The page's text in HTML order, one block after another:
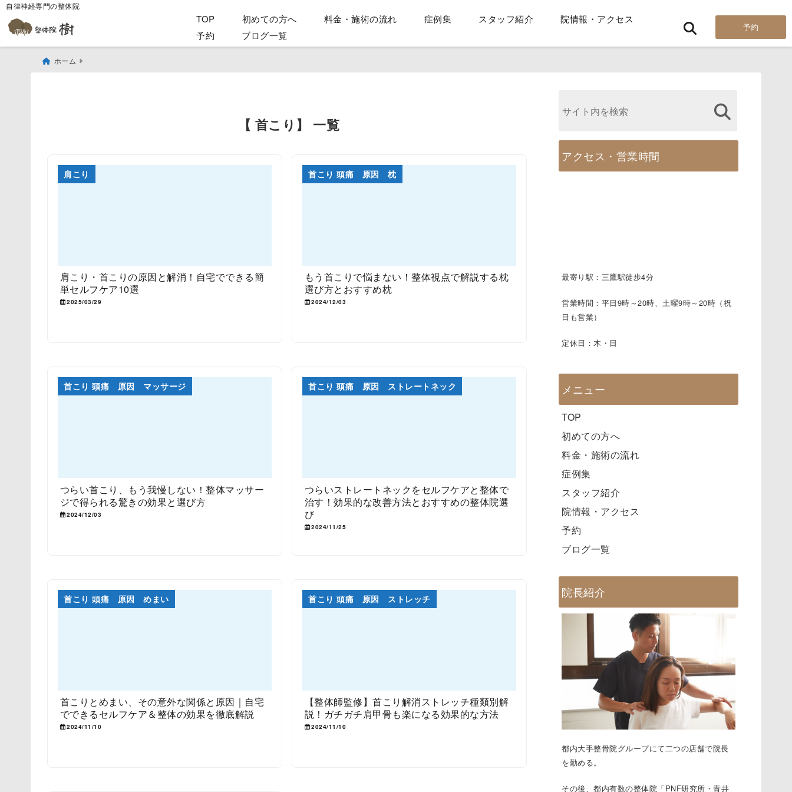
自律神経専門の整体院
TOP 初めての方へ 料金・施術の流れ 症例集 スタッフ紹介
院情報・アクセス
予約
ブログ一覧
予約
ホーム
【 首こり】 一覧
肩こり
肩こり・首こりの原因と解消！自宅でできる簡
単セルフケア10選
2025/03/29
首こり 頭痛 原因 枕
もう首こりで悩まない！整体視点で解説する枕
選び方とおすすめ枕
2024/12/03
首こり 頭痛 原因 マッサージ
つらい首こり、もう我慢しない！整体マッサー
ジで得られる驚きの効果と選び方
2024/12/03
首こり 頭痛 原因 ストレートネック
つらいストレートネックをセルフケアと整体で
治す！効果的な改善方法とおすすめの整体院選
び
2024/11/25
首こり 頭痛 原因 めまい
首こりとめまい、その意外な関係と原因｜自宅
でできるセルフケア＆整体の効果を徹底解説
2024/11/10
首こり 頭痛 原因 ストレッチ
【整体師監修】首こり解消ストレッチ種類別解
説！ガチガチ肩甲骨も楽になる効果的な方法
2024/11/10
アクセス・営業時間
最寄り駅：三鷹駅徒歩4分
営業時間：平日9時～20時、土曜9時～20時（祝
日も営業）
定休日：木・日
メニュー
TOP
初めての方へ
料金・施術の流れ
症例集
スタッフ紹介
院情報・アクセス
予約
ブログ一覧
院長紹介
都内大手整骨院グループにて二つの店舗で院⻑
を勤める。
その後、都内有数の整体院「PNF研究所・⻘井